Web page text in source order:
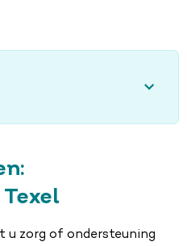
u zorg of ondersteuning